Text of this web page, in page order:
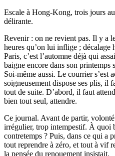
Escale à Hong-Kong, trois jours
délirante.
Revenir : on ne revient pas. Il y a
heures qu’on lui inflige ; décalage
Paris, c’est l’automne déjà qui
baigne encore dans son
Soi-même aussi. Le courrier s’est
soigneusement dispose ses plis, il
tout de suite. D’abord, il faut
bien tout seul, attendre.
Ce journal. Avant de partir,
irrégulier, trop intempestif. À quoi
contretemps ? Puis, dans ce qui a
tout reprendre à zéro, et tout à vif
la pensée du renouement insistait.